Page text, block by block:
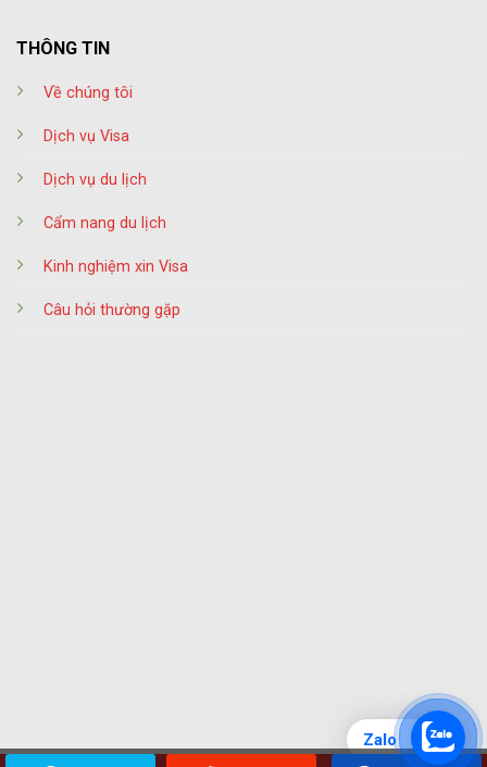
THÔNG TIN
Về chúng tôi
Dịch vụ Visa
Dịch vụ du lịch
Cẩm nang du lịch
Kinh nghiệm xin Visa
Câu hỏi thường gặp
Zalo